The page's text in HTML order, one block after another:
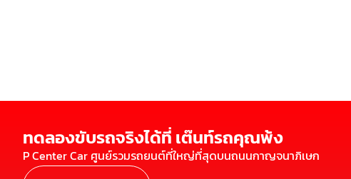
ทดลองขับรถจริงได้ที่ เต๊นท์รถคุณพ้ง
P Center Car ศูนย์รวมรถยนต์ที่ใหญ่ที่สุดบนถนนกาญจนาภิเษก